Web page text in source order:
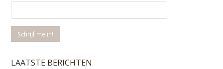
LAATSTE BERICHTEN